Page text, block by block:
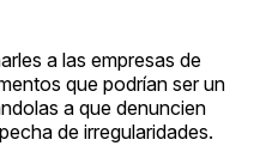
a las empresas de
que podrían ser un
a que denuncien
de irregularidades.